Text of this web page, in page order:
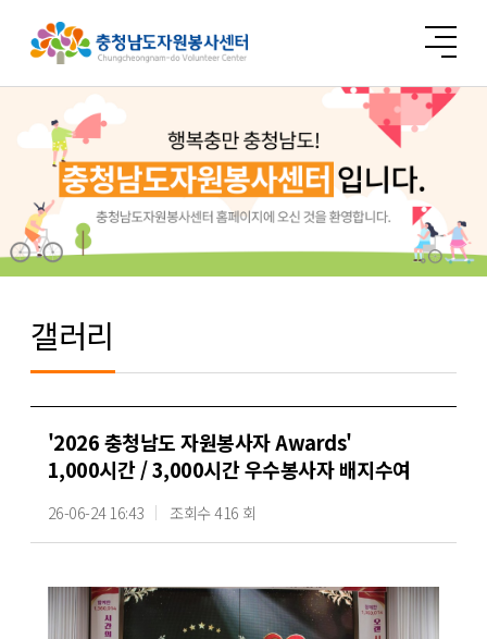
갤러리
'2026 충청남도 자원봉사자 Awards'
1,000시간 / 3,000시간 우수봉사자 배지수여
26-06-24 16:43 조회수 416 회